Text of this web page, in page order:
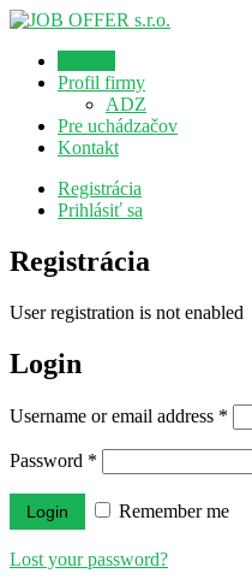
Profil firmy
ADZ
Pre uchádzačov
Kontakt
Registrácia
Prihlásiť sa
Registrácia
User registration is not enabled
Login
Username or email address *
Password *
Remember me
Lost your password?